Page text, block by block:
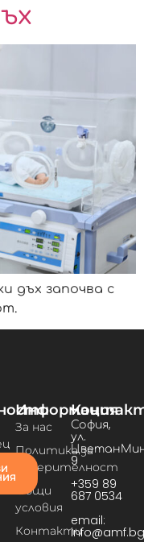
дъх започва с
София,
ул.
9
+359 89
687 0534
email:
info@amf.bg
Информация
За нас
Политика за
поверителност
Общи
условия
Контакти